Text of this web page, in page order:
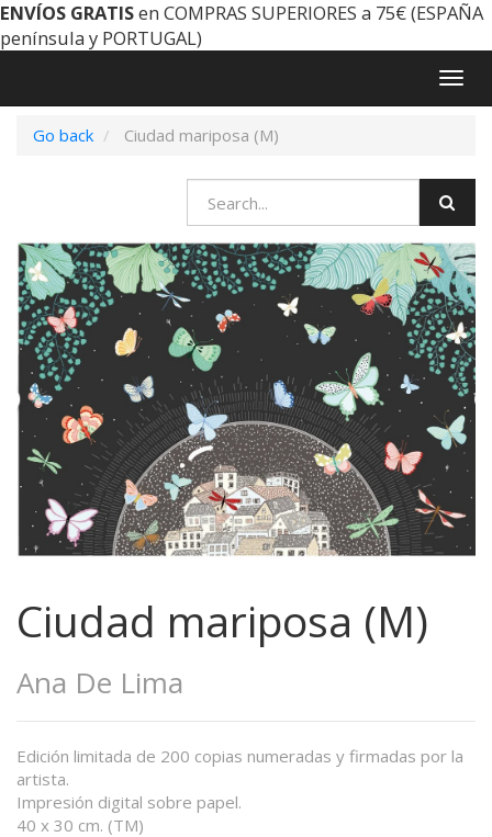
ENVÍOS GRATISen COMPRAS SUPERIORES a 75€ (ESPAÑA
península y PORTUGAL)
Go back
Ciudad mariposa (M)
Ciudad mariposa (M)
Ana De Lima
Edición limitada de 200 copias numeradas y firmadas por la
artista.
Impresión digital sobre papel.
40 x 30 cm. (TM)